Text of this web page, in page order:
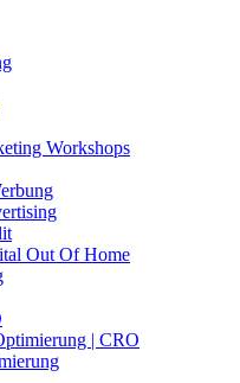
Workshops
Out Of Home
| CRO